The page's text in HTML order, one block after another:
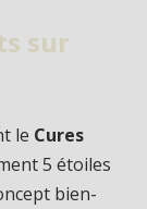
sur
le Cures
5 étoiles
bien-